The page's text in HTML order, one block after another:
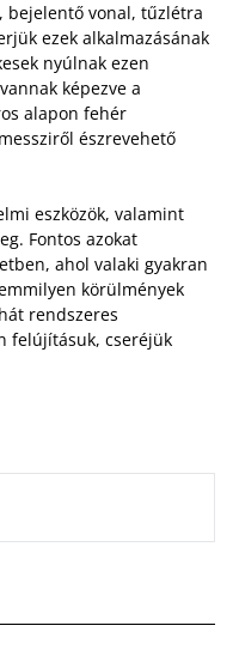
bejelentő vonal, tűzlétra
ezek alkalmazásának
nyúlnak ezen
képezve a
alapon fehér
észrevehető
eszközök, valamint
Fontos azokat
ahol valaki gyakran
körülmények
rendszeres
felújításuk, cseréjük